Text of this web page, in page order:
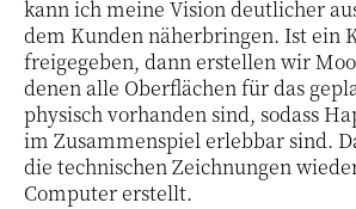
kann ich meine Vision deutlicher
dem Kunden näherbringen. Ist ein
freigegeben, dann erstellen wir
denen alle Oberflächen für das
physisch vorhanden sind, sodass
im Zusammenspiel erlebbar sind.
die technischen Zeichnungen
Computer erstellt.